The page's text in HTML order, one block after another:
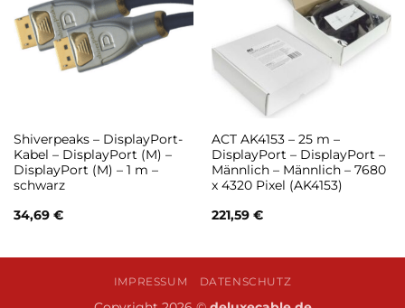
Shiverpeaks – DisplayPort-
Kabel – DisplayPort (M) –
DisplayPort (M) – 1 m –
schwarz
34,69 €
ACT AK4153 – 25 m –
DisplayPort – DisplayPort –
Männlich – Männlich – 7680
x 4320 Pixel (AK4153)
221,59 €
IMPRESSUM DATENSCHUTZ